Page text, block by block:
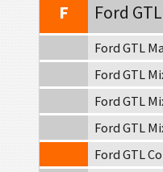
F
Ford GTL
Ford GTL
Ford GTL
Ford GTL
Ford GTL
Ford GTL